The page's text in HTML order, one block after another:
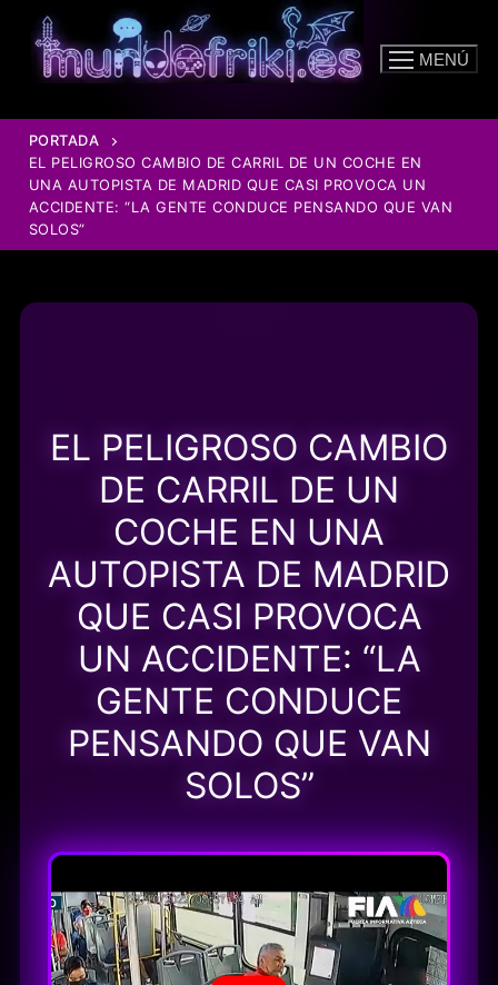
contenido
MENÚ
PORTADA
EL PELIGROSO CAMBIO DE CARRIL DE UN COCHE EN
UNA AUTOPISTA DE MADRID QUE CASI PROVOCA UN
ACCIDENTE: “LA GENTE CONDUCE PENSANDO QUE VAN
SOLOS”
EL PELIGROSO CAMBIO
DE CARRIL DE UN
COCHE EN UNA
AUTOPISTA DE MADRID
QUE CASI PROVOCA
UN ACCIDENTE: “LA
GENTE CONDUCE
PENSANDO QUE VAN
SOLOS”